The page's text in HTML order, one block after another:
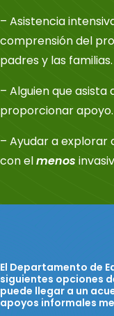
– Asistencia
comprensión del
padres y las familias.
– Alguien que asista
proporcionar apoyo.
– Ayudar a explorar
con elmenos
El Departamento de
siguientes opciones
puede llegar a un
apoyos informales